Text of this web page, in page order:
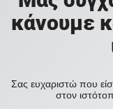
κάνουμε
Σας ευχαριστώ που
στον